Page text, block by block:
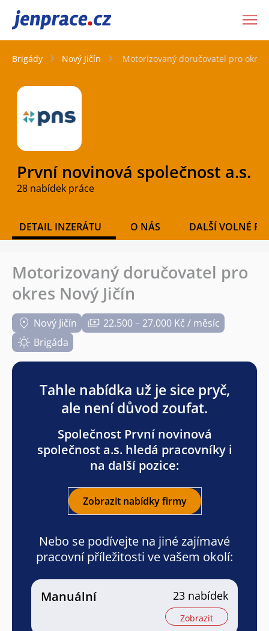
JenPráce.cz
Brigády Nový Jičín Motorizovaný doručovatel pro okres
První novinová společnost a.s.
28 nabídek práce
DETAIL INZERÁTU O NÁS DALŠÍ VOLNÉ
Motorizovaný doručovatel pro
okres Nový Jičín
Nový Jičín
22.500 – 27.000 Kč / měsíc
Brigáda
Tahle nabídka už je sice pryč,
ale není důvod zoufat.
Společnost První novinová
společnost a.s. hledá pracovníky i
na další pozice:
Zobrazit nabídky firmy
Nebo se podívejte na jiné zajímavé
pracovní příležitosti ve vašem okolí:
Manuální 23 nabídek
Zobrazit